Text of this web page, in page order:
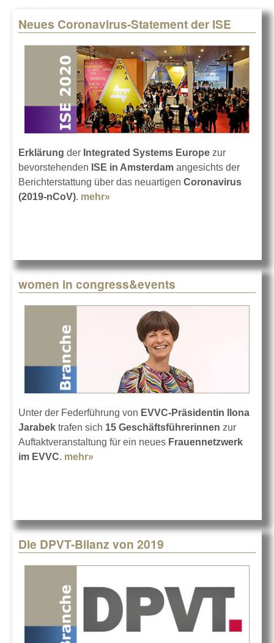
Neues Coronavirus-Statement der ISE
Erklärung der Integrated Systems Europe zur
bevorstehenden ISE in Amsterdam angesichts der
Berichterstattung über das neuartigen Coronavirus
(2019-nCoV). mehr»
women in congress&events
Unter der Federführung von EVVC-Präsidentin Ilona
Jarabek trafen sich 15 Geschäftsführerinnen zur
Auftaktveranstaltung für ein neues Frauennetzwerk
im EVVC. mehr»
Die DPVT-Bilanz von 2019
Pages